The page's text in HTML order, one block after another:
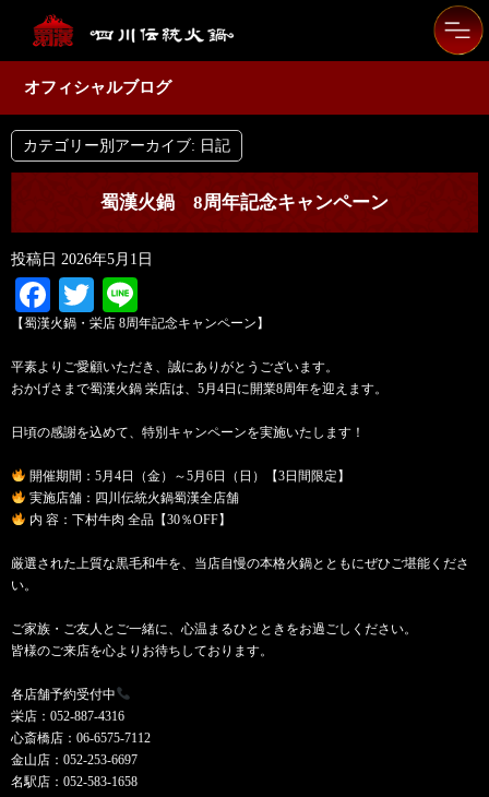
オフィシャルブログ
カテゴリー別アーカイブ: 日記
蜀漢火鍋 8周年記念キャンペーン
投稿日 2026年5月1日
Facebook
Twitter
【蜀漢火鍋・栄店 8周年記念キャンペーン】
平素よりご愛顧いただき、誠にありがとうございます。
おかげさまで蜀漢火鍋 栄店は、5月4日に開業8周年を迎えます。
日頃の感謝を込めて、特別キャンペーンを実施いたします！
開催期間：5月4日（金）～5月6日（日）【3日間限定】
実施店舗：四川伝統火鍋蜀漢全店舗
内 容：下村牛肉 全品【30％OFF】
厳選された上質な黒毛和牛を、当店自慢の本格火鍋とともにぜひご堪能くださ
い。
ご家族・ご友人とご一緒に、心温まるひとときをお過ごしください。
皆様のご来店を心よりお待ちしております。
各店舗予約受付中
栄店：052-887-4316
心斎橋店：06-6575-7112
金山店：052-253-6697
名駅店：052-583-1658